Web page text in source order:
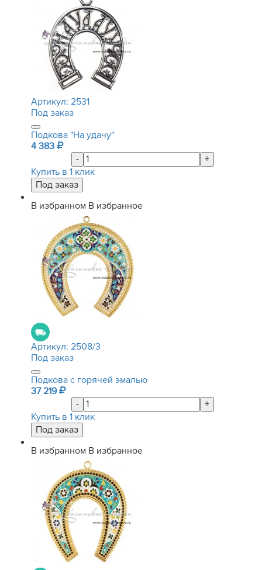
Артикул: 2531
Под заказ
Подкова "На удачу"
4 383
-
+
Купить в 1 клик
В избранном В избранное
Артикул: 2508/3
Под заказ
Подкова с горячей эмалью
37 219
-
+
Купить в 1 клик
В избранном В избранное